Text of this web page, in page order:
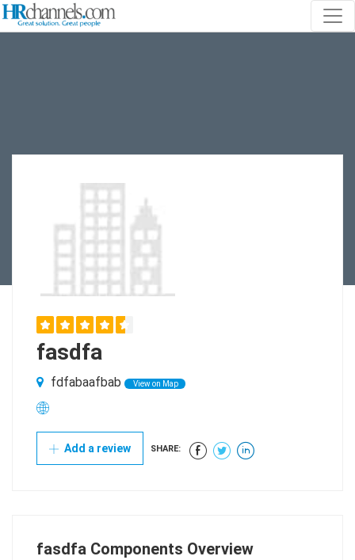
fasdfa
fdfabaafbab View on Map
Add a review SHARE:
fasdfa Components Overview